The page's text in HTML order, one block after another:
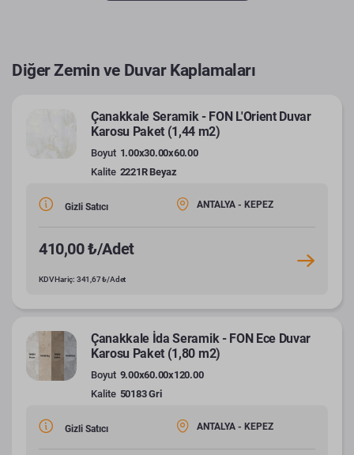
Diğer Zemin ve Duvar Kaplamaları
Çanakkale Seramik - FON L'Orient Duvar
Karosu Paket (1,44 m2)
Boyut 1.00x30.00x60.00
Kalite 2221R Beyaz
Gizli Satıcı ANTALYA - KEPEZ
410,00 ₺/Adet
KDV Hariç: 341,67 ₺/Adet
Çanakkale İda Seramik - FON Ece Duvar
Karosu Paket (1,80 m2)
Boyut 9.00x60.00x120.00
Kalite 50183 Gri
Gizli Satıcı ANTALYA - KEPEZ